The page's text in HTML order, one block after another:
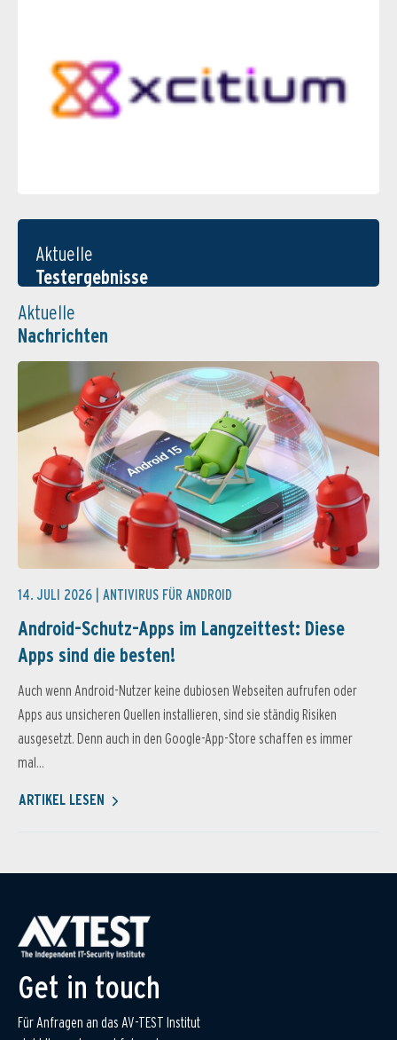
Aktuelle
Testergebnisse
Aktuelle
Nachrichten
14. JULI 2026 | ANTIVIRUS FÜR ANDROID
Android-Schutz-Apps im Langzeittest: Diese
Apps sind die besten!
Auch wenn Android-Nutzer keine dubiosen Webseiten aufrufen oder
Apps aus unsicheren Quellen installieren, sind sie ständig Risiken
ausgesetzt. Denn auch in den Google-App-Store schaffen es immer
mal...
ARTIKEL LESEN
Get in touch
Für Anfragen an das AV-TEST Institut